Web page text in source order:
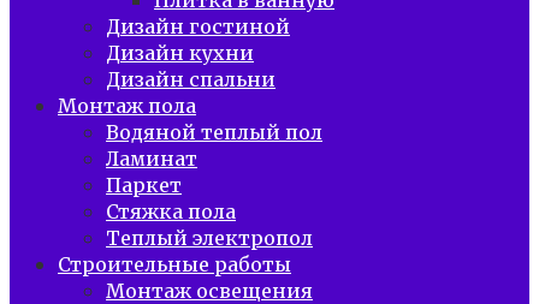
Дизайн гостиной
Дизайн кухни
Дизайн спальни
Монтаж пола
Водяной теплый пол
Ламинат
Паркет
Стяжка пола
Теплый электропол
Строительные работы
Монтаж освещения